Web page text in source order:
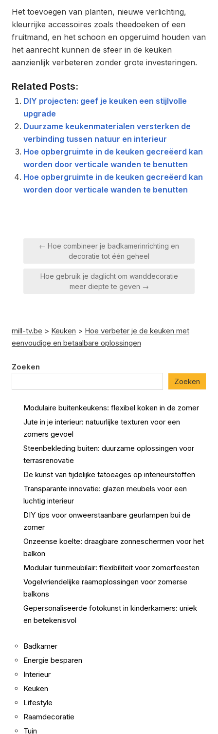
Het toevoegen van planten, nieuwe verlichting,
kleurrijke accessoires zoals theedoeken of een
fruitmand, en het schoon en opgeruimd houden van
het aanrecht kunnen de sfeer in de keuken
aanzienlijk verbeteren zonder grote investeringen.
Related Posts:
DIY projecten: geef je keuken een stijlvolle
upgrade
Duurzame keukenmaterialen versterken de
verbinding tussen natuur en interieur
Hoe opbergruimte in de keuken gecreëerd kan
worden door verticale wanden te benutten
Hoe opbergruimte in de keuken gecreëerd kan
worden door verticale wanden te benutten
Berichtnavigatie
← Hoe combineer je badkamerinrichting en
decoratie tot één geheel
Hoe gebruik je daglicht om wanddecoratie
meer diepte te geven →
mill-tv.be > Keuken > Hoe verbeter je de keuken met
eenvoudige en betaalbare oplossingen
Zoeken
Zoeken
Modulaire buitenkeukens: flexibel koken in de zomer
Jute in je interieur: natuurlijke texturen voor een
zomers gevoel
Steenbekleding buiten: duurzame oplossingen voor
terrasrenovatie
De kunst van tijdelijke tatoeages op interieurstoffen
Transparante innovatie: glazen meubels voor een
luchtig interieur
DIY tips voor onweerstaanbare geurlampen bui de
zomer
Onzeense koelte: draagbare zonneschermen voor het
balkon
Modulair tuinmeubilair: flexibiliteit voor zomerfeesten
Vogelvriendelijke raamoplossingen voor zomerse
balkons
Gepersonaliseerde fotokunst in kinderkamers: uniek
en betekenisvol
Badkamer
Energie besparen
Interieur
Keuken
Lifestyle
Raamdecoratie
Tuin